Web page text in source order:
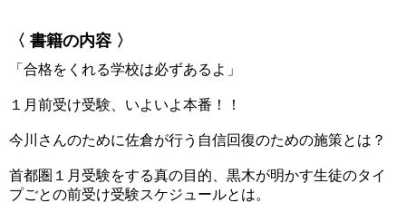
〈 書籍の内容 〉
「合格をくれる学校は必ずあるよ」
１月前受け受験、いよいよ本番！！
今川さんのために佐倉が行う自信回復のための施策とは？
首都圏１月受験をする真の目的、黒木が明かす生徒のタイ
プごとの前受け受験スケジュールとは。